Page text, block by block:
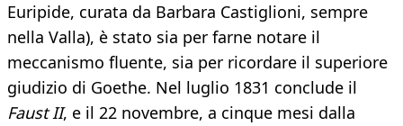
Euripide, curata da Barbara Castiglioni, sempre
nella Valla), è stato sia per farne notare il
meccanismo fluente, sia per ricordare il superiore
giudizio di Goethe. Nel luglio 1831 conclude il
Faust II, e il 22 novembre, a cinque mesi dalla